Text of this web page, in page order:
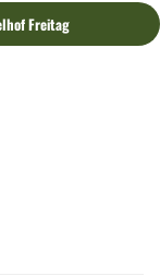
Freitag